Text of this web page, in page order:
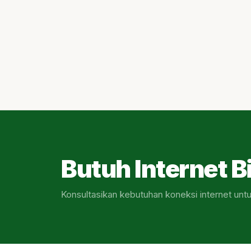
Butuh Internet
Konsultasikan kebutuhan koneksi internet